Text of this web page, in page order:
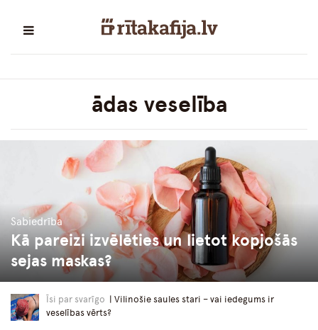
ādas veselība
Sabiedrība
Kā pareizi izvēlēties un lietot kopjošās
sejas maskas?
Īsi par svarīgo | Vilinošie saules stari – vai iedegums ir
veselības vērts?